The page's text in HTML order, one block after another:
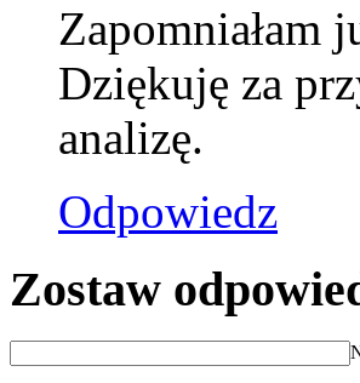
Zapomniałam
Dziękuję za
analizę.
Odpowiedz
Zostaw